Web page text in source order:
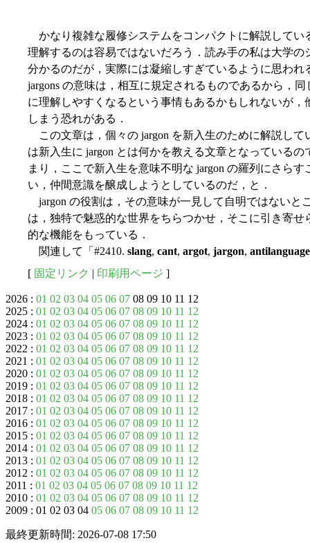
かなり複雑な履修システムをコンパクトに解説してい
理解するのは容易ではないだろう．読み手の私は大学
分かるのだが，実際には凝縮しすぎているように思わ
jargons の意味は，相互に規定されるものであるから，
に理解しやすくなるという事情もあるかもしれないが
しまう恐れがある．
この文章は，個々の jargon を新入生のために解説し
は新入生に jargon とは何かを教える文章となっている
まり，ここで新入生を意味不明な jargon の羅列にさら
い，仲間意識を醸成しようとしているのだ，と．
jargon の役割は，その意味が一見して自明ではないと
は，独特で魅惑的な世界をちらつかせ，そこに引き寄
的な機能をもっている．
関連して「#2410. slang, cant, argot, jargon, antilanguage
[ 固定リンク | 印刷用ページ ]
2026 : 01 02 03 04 05 06 07 08 09 10 11 12
2025 : 01 02 03 04 05 06 07 08 09 10 11 12
2024 : 01 02 03 04 05 06 07 08 09 10 11 12
2023 : 01 02 03 04 05 06 07 08 09 10 11 12
2022 : 01 02 03 04 05 06 07 08 09 10 11 12
2021 : 01 02 03 04 05 06 07 08 09 10 11 12
2020 : 01 02 03 04 05 06 07 08 09 10 11 12
2019 : 01 02 03 04 05 06 07 08 09 10 11 12
2018 : 01 02 03 04 05 06 07 08 09 10 11 12
2017 : 01 02 03 04 05 06 07 08 09 10 11 12
2016 : 01 02 03 04 05 06 07 08 09 10 11 12
2015 : 01 02 03 04 05 06 07 08 09 10 11 12
2014 : 01 02 03 04 05 06 07 08 09 10 11 12
2013 : 01 02 03 04 05 06 07 08 09 10 11 12
2012 : 01 02 03 04 05 06 07 08 09 10 11 12
2011 : 01 02 03 04 05 06 07 08 09 10 11 12
2010 : 01 02 03 04 05 06 07 08 09 10 11 12
2009 : 01 02 03 04 05 06 07 08 09 10 11 12
最終更新時間: 2026-07-08 17:50